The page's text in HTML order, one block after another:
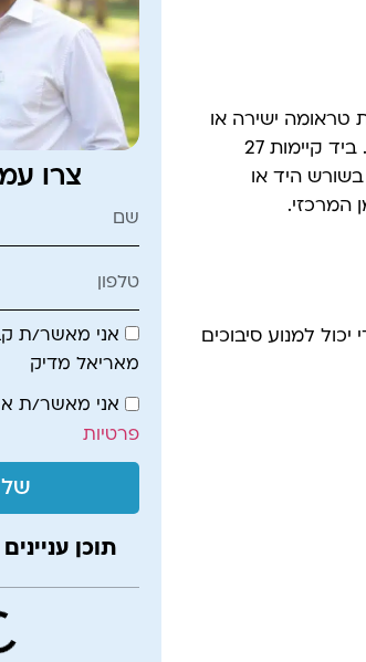
ישירה או
עקיפה – כמו נפילה, תאונה, מכה קשה או לחץ חוזר ונשנה (שבר מאמץ). ביד קיימות 27
היד או
המרכזי.
למנוע סיבוכים
צרו
אני מאשר/ת
מאריאל מדיק
אני מאשר/ת
פרטיות
תוכן עניינים